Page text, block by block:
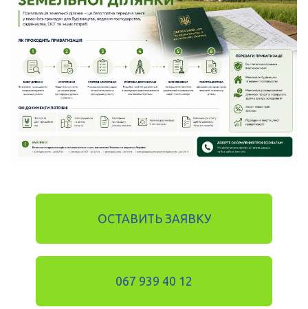
ОСТАВИТЬ ЗАЯВКУ
067 939 40 12